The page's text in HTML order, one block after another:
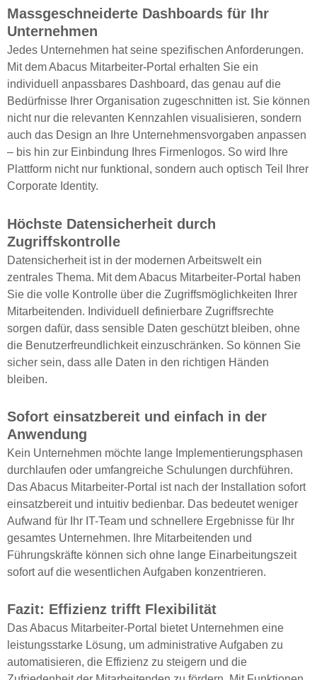
Massgeschneiderte Dashboards für Ihr
Unternehmen
Jedes Unternehmen hat seine spezifischen Anforderungen.
Mit dem Abacus Mitarbeiter-Portal erhalten Sie ein
individuell anpassbares Dashboard, das genau auf die
Bedürfnisse Ihrer Organisation zugeschnitten ist. Sie können
nicht nur die relevanten Kennzahlen visualisieren, sondern
auch das Design an Ihre Unternehmensvorgaben anpassen
– bis hin zur Einbindung Ihres Firmenlogos. So wird Ihre
Plattform nicht nur funktional, sondern auch optisch Teil Ihrer
Corporate Identity.
Höchste Datensicherheit durch
Zugriffskontrolle
Datensicherheit ist in der modernen Arbeitswelt ein
zentrales Thema. Mit dem Abacus Mitarbeiter-Portal haben
Sie die volle Kontrolle über die Zugriffsmöglichkeiten Ihrer
Mitarbeitenden. Individuell definierbare Zugriffsrechte
sorgen dafür, dass sensible Daten geschützt bleiben, ohne
die Benutzerfreundlichkeit einzuschränken. So können Sie
sicher sein, dass alle Daten in den richtigen Händen
bleiben.
Sofort einsatzbereit und einfach in der
Anwendung
Kein Unternehmen möchte lange Implementierungsphasen
durchlaufen oder umfangreiche Schulungen durchführen.
Das Abacus Mitarbeiter-Portal ist nach der Installation sofort
einsatzbereit und intuitiv bedienbar. Das bedeutet weniger
Aufwand für Ihr IT-Team und schnellere Ergebnisse für Ihr
gesamtes Unternehmen. Ihre Mitarbeitenden und
Führungskräfte können sich ohne lange Einarbeitungszeit
sofort auf die wesentlichen Aufgaben konzentrieren.
Fazit: Effizienz trifft Flexibilität
Das Abacus Mitarbeiter-Portal bietet Unternehmen eine
leistungsstarke Lösung, um administrative Aufgaben zu
automatisieren, die Effizienz zu steigern und die